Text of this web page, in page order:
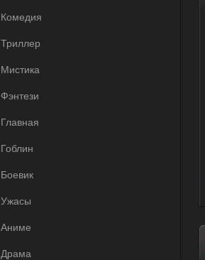
Комедия
Триллер
Мистика
Фэнтези
Главная
Гоблин
Боевик
Ужасы
Аниме
Драма